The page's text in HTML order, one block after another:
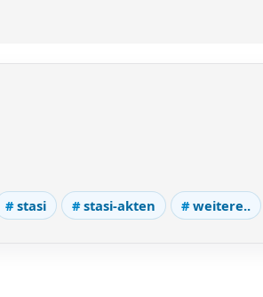
stasi stasi-akten weitere..